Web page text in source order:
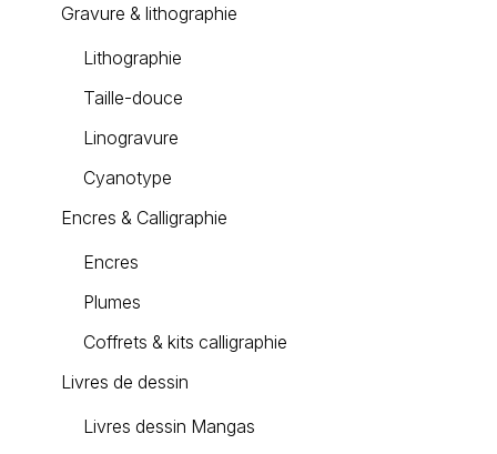
Gravure & lithographie
Lithographie
Taille-douce
Linogravure
Cyanotype
Encres & Calligraphie
Encres
Plumes
Coffrets & kits calligraphie
Livres de dessin
Livres dessin Mangas